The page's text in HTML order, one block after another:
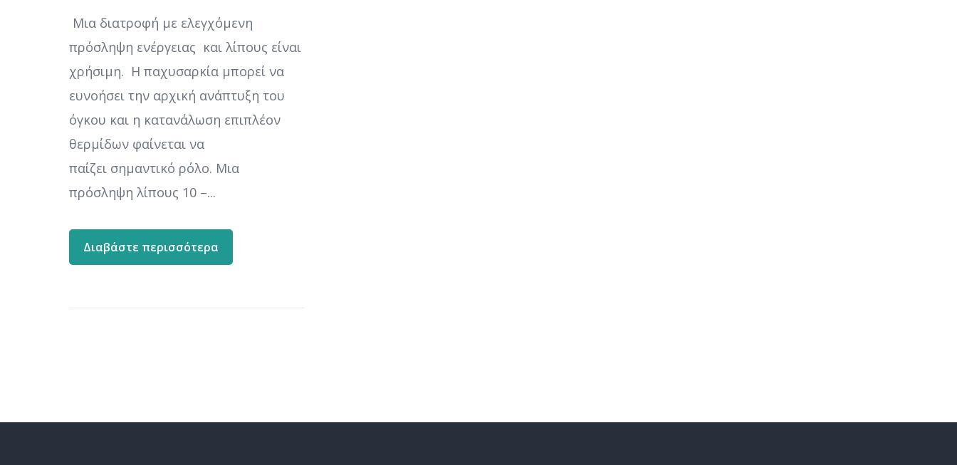
Μια διατροφή με ελεγχόμενη
πρόσληψη ενέργειας και λίπους είναι
χρήσιμη. H παχυσαρκία μπορεί να
ευνοήσει την αρχική ανάπτυξη του
όγκου και η κατανάλωση επιπλέον
θερμίδων φαίνεται να
παίζει σημαντικό ρόλο. Μια
πρόσληψη λίπους 10 –...
Διαβάστε περισσότερα